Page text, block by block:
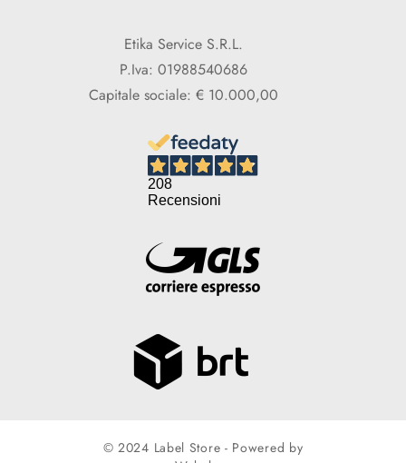
Etika Service S.R.L.
P.Iva: 01988540686
Capitale sociale: € 10.000,00
208
Recensioni
© 2024 Label Store - Powered by